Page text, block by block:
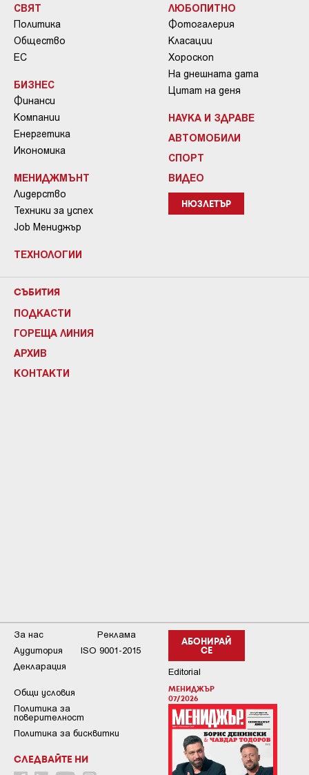
СВЯТ
Политика
Общество
ЕС
БИЗНЕС
Финанси
Компании
Енергетика
Икономика
МЕНИДЖМЪНТ
Лидерство
Техники за успех
Job Мениджър
ТЕХНОЛОГИИ
ЛЮБОПИТНО
Фотогалерия
Класации
Хороскоп
На днешната дата
Цитат на деня
НАУКА И ЗДРАВЕ
АВТОМОБИЛИ
СПОРТ
ВИДЕО
НЮЗЛЕТЪР
СЪБИТИЯ
ПОДКАСТИ
ГОРЕЩА ЛИНИЯ
АРХИВ
КОНТАКТИ
АБОНИРАЙ
СЕ
Editorial
МЕНИДЖЪР
07/2026
За нас
Реклама
Аудитория
ISO 9001-2015
Декларация
Общи условия
Пoлитикa зa
пoвepитeлнocт
Политика за бисквитки
СЛЕДВАЙТЕ НИ